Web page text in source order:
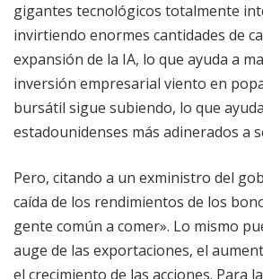
gigantes tecnológicos totalmente
invirtiendo enormes cantidades de
expansión de la IA, lo que ayuda a
inversión empresarial viento en
bursátil sigue subiendo, lo que
estadounidenses más adinerados a
Pero, citando a un exministro del
caída de los rendimientos de los
gente común a comer». Lo mismo
auge de las exportaciones, el
el crecimiento de las acciones. Para